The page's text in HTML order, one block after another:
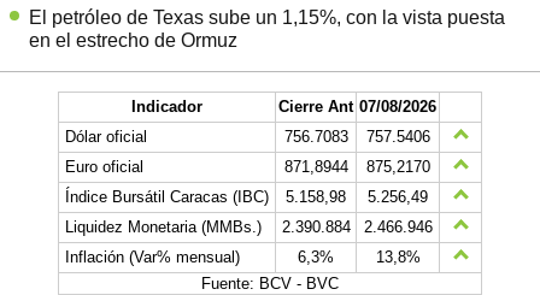
El petróleo de Texas sube un 1,15%, con la vista puesta
en el estrecho de Ormuz
Indicador Cierre Ant 07/08/2026
Dólar oficial
756.7083
757.5406
Euro oficial
871,8944
875,2170
Índice Bursátil Caracas (IBC)
5.158,98
5.256,49
Liquidez Monetaria (MMBs.)
2.390.884
2.466.946
Inflación (Var% mensual)
6,3%
13,8%
Fuente: BCV - BVC